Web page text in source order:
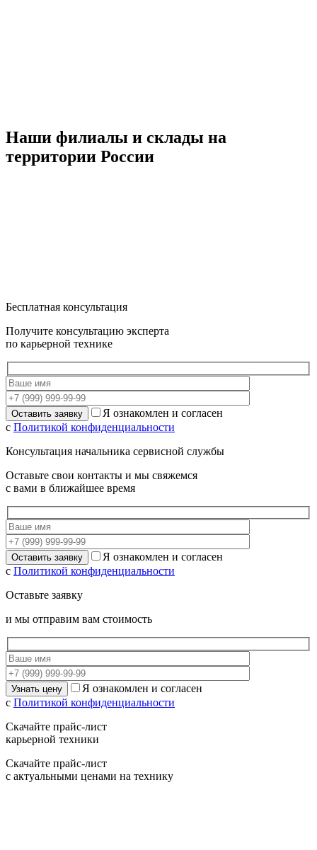
Наши филиалы и склады на
территории России
Бесплатная консультация
Получите консультацию эксперта
по карьерной технике
Я ознакомлен и согласен
с Политикой конфиденциальности
Консультация начальника сервисной службы
Оставьте свои контакты и мы свяжемся
с вами в ближайшее время
Я ознакомлен и согласен
с Политикой конфиденциальности
Оставьте заявку
и мы отправим вам стоимость
Я ознакомлен и согласен
с Политикой конфиденциальности
Скачайте прайс-лист
карьерной техники
Скачайте прайс-лист
с актуальными ценами на технику